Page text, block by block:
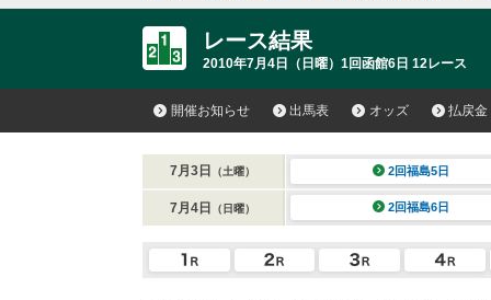
レース結果
2010年7月4日（日曜）1回函館6日 12レース
開催お知らせ 出馬表 オッズ 払戻金
7月3日 （土曜） 2回福島5日
7月4日 （日曜） 2回福島6日